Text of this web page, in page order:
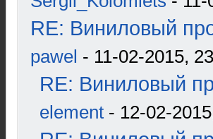
RE: Виниловый
pawel - 11-02-2015,
RE: Виниловый
element - 12-02-